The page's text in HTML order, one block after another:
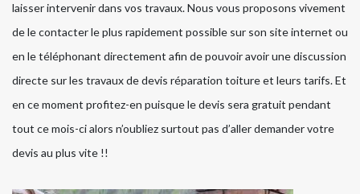
laisser intervenir dans vos travaux. Nous vous proposons vivement
de le contacter le plus rapidement possible sur son site internet ou
en le téléphonant directement afin de pouvoir avoir une discussion
directe sur les travaux de devis réparation toiture et leurs tarifs. Et
en ce moment profitez-en puisque le devis sera gratuit pendant
tout ce mois-ci alors n’oubliez surtout pas d’aller demander votre
devis au plus vite !!